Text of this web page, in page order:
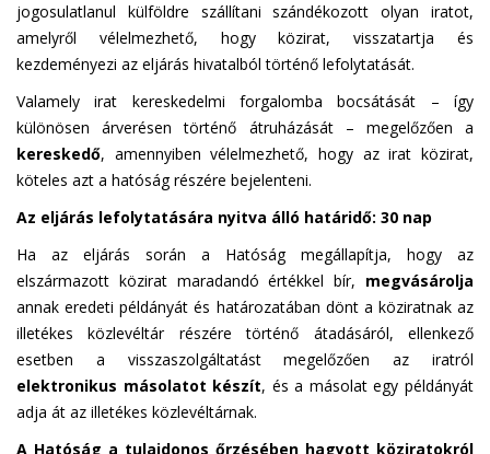
jogosulatlanul külföldre szállítani szándékozott olyan iratot,
amelyről vélelmezhető, hogy közirat, visszatartja és
kezdeményezi az eljárás hivatalból történő lefolytatását.
Valamely irat kereskedelmi forgalomba bocsátását – így
különösen árverésen történő átruházását – megelőzően a
kereskedő, amennyiben vélelmezhető, hogy az irat közirat,
köteles azt a hatóság részére bejelenteni.
Az eljárás lefolytatására nyitva álló határidő: 30 nap
Ha az eljárás során a Hatóság megállapítja, hogy az
elszármazott közirat maradandó értékkel bír, megvásárolja
annak eredeti példányát és határozatában dönt a köziratnak az
illetékes közlevéltár részére történő átadásáról, ellenkező
esetben a visszaszolgáltatást megelőzően az iratról
elektronikus másolatot készít, és a másolat egy példányát
adja át az illetékes közlevéltárnak.
A Hatóság a tulajdonos őrzésében hagyott köziratokról